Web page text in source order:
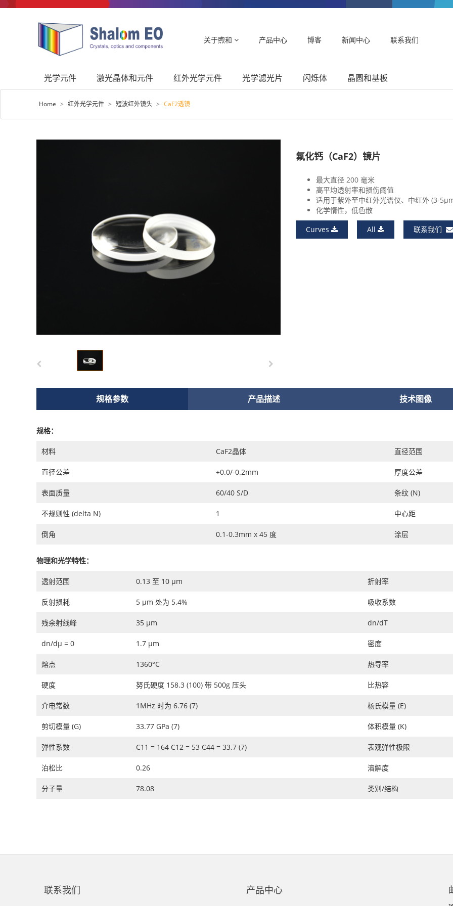
关于煦和 产品中心 博客 新闻中心 联系我们
光学元件 激光晶体和元件 红外光学元件 光学滤光片 闪烁体 晶圆和基板
Home > 红外光学元件 > 短波红外镜头 > CaF2透镜
氟化钙（CaF2）镜片
最大直径 200 毫米
高平均透射率和损伤阈值
适用于紫外至中红外光谱仪、中红外 (3-
化学惰性，低色散
Curves
All 联系我们
规格参数 产品描述 技术图像
规格：
材料 CaF2晶体 直径范围
直径公差 +0.0/-0.2mm 厚度公差
表面质量 60/40 S/D 条纹 (N)
不规则性 (delta N) 1 中心距
倒角 0.1-0.3mm x 45 度 涂层
物理和光学特性：
透射范围 0.13 至 10 μm 折射率
反射损耗 5 μm 处为 5.4% 吸收系数
残余射线峰 35 μm dn/dT
dn/dμ = 0 1.7 μm 密度
熔点 1360°C 热导率
硬度 努氏硬度 158.3 (100) 带 500g 压头 比热容
介电常数 1MHz 时为 6.76 (7) 杨氏模量 (E)
剪切模量 (G) 33.77 GPa (7) 体积模量 (K)
弹性系数 C11 = 164 C12 = 53 C44 = 33.7 (7) 表观弹性极限
泊松比 0.26 溶解度
分子量 78.08 类别/结构
联系我们 产品中心